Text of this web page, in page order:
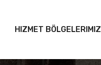
HIZMET BÖLGELERIMIZ